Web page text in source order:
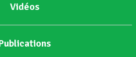
Vidéos